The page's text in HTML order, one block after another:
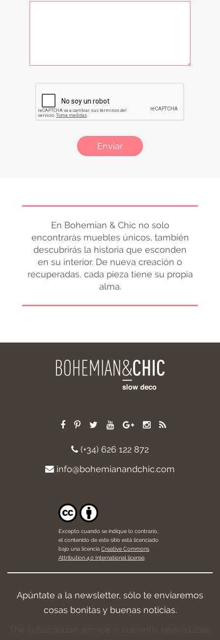
Enviar
En Bohemian & Chic no solo
encontrarás muebles únicos, también
descubrirás la historia que esconden
en su interior. De nueva creación o
recuperadas, cada pieza tiene su propia
alma.
(+34) 626 122 872
info@bohemianandchic.com
Excepto cuando se indique lo contrario,
el contenido de este sitio está licenciado
bajo una licencia Creative Commons
Attribution 4.0 International license.
Apúntate a la newsletter, sólo te enviaremos
cosas bonitas y buenas noticias.
The subscription service is currently unavailable.